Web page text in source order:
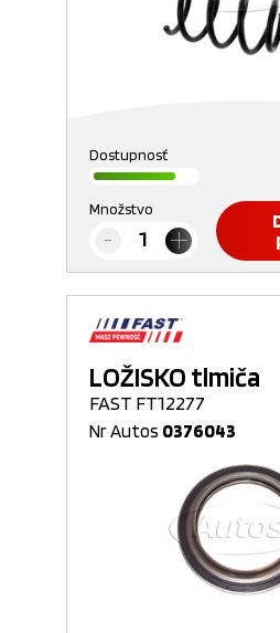
Dostupnosť
Množstvo
LOŽISKO tlmiča
FAST FT12277
Nr Autos 0376043